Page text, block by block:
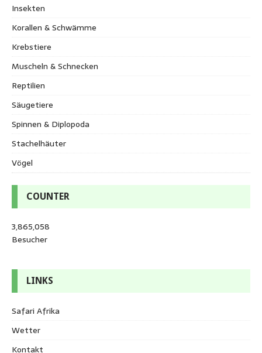
Insekten
Korallen & Schwämme
Krebstiere
Muscheln & Schnecken
Reptilien
Säugetiere
Spinnen & Diplopoda
Stachelhäuter
Vögel
COUNTER
3,865,058
Besucher
LINKS
Safari Afrika
Wetter
Kontakt